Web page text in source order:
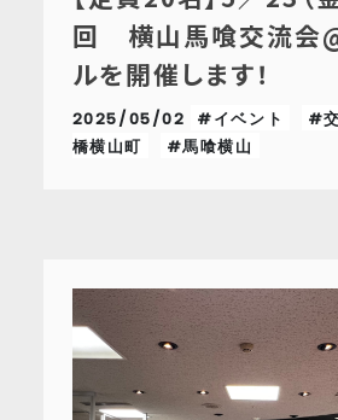
回 横山馬喰交流会
ルを開催します！
2025/05/02 #イベント #
橋横山町
#馬喰横山